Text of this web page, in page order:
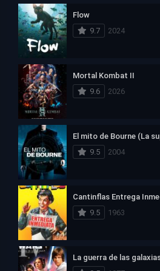
Flow
9.7
2024
Mortal Kombat II
9.6
2026
El mito de Bourne (La
9.5
2004
Cantinflas Entrega
9.5
1963